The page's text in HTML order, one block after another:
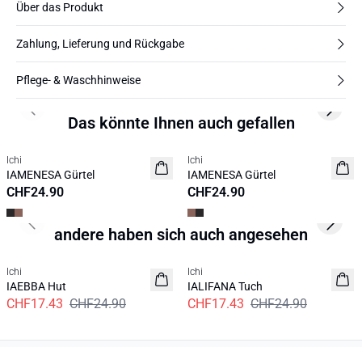
Über das Produkt
Zahlung, Lieferung und Rückgabe
Pflege- & Waschhinweise
Das könnte Ihnen auch gefallen
NEUHEIT
Ichi
IAMENESA Gürtel
CHF24.90
NEUHEIT
Ichi
IAMENESA Gürtel
CHF24.90
Previous slide Next
andere haben sich auch angesehen
SALE | 30%
Ichi
IAEBBA Hut
CHF17.43 CHF24.90
SALE | 30%
Ichi
IALIFANA Tuch
CHF17.43 CHF24.90
Previous slide Next